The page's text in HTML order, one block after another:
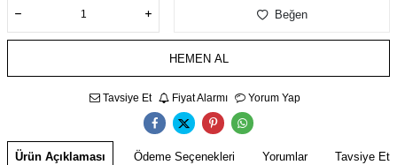
Beğen
HEMEN AL
Tavsiye Et Fiyat Alarmı Yorum Yap
Ürün Açıklaması Ödeme Seçenekleri Yorumlar Tavsiye Et